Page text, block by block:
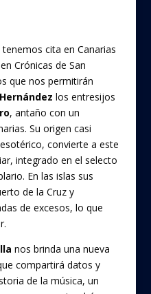
cita en Canarias
Crónicas de San
que nos permitirán
los entresijos
, antaño con un
Su origen casi
convierte a este
integrado en el selecto
En las islas sus
de la Cruz y
de excesos, lo que
nos brinda una nueva
compartirá datos y
de la música, un